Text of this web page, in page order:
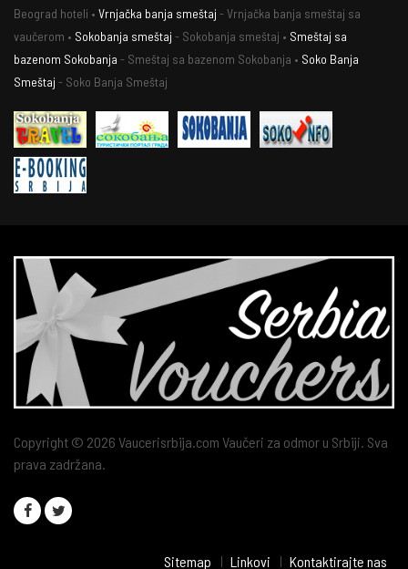
Beograd hoteli • Vrnjačka banja smeštaj - Vrnjačka banja smeštaj sa
vaučerom • Sokobanja smeštaj - Sokobanja smeštaj • Smeštaj sa
bazenom Sokobanja - Smeštaj sa bazenom Sokobanja • Soko Banja
Smeštaj - Soko Banja Smeštaj
Copyright © 2026 Vaucerisrbija.com Vaučeri za odmor u Srbiji. Sva
prava zadržana.
Sitemap Linkovi Kontaktirajte nas